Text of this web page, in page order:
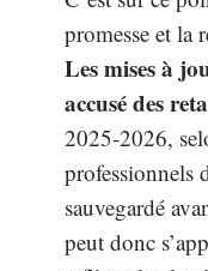
promesse et la
Les mises à
accusé des
2025-2026,
professionnels
sauvegardé
peut donc